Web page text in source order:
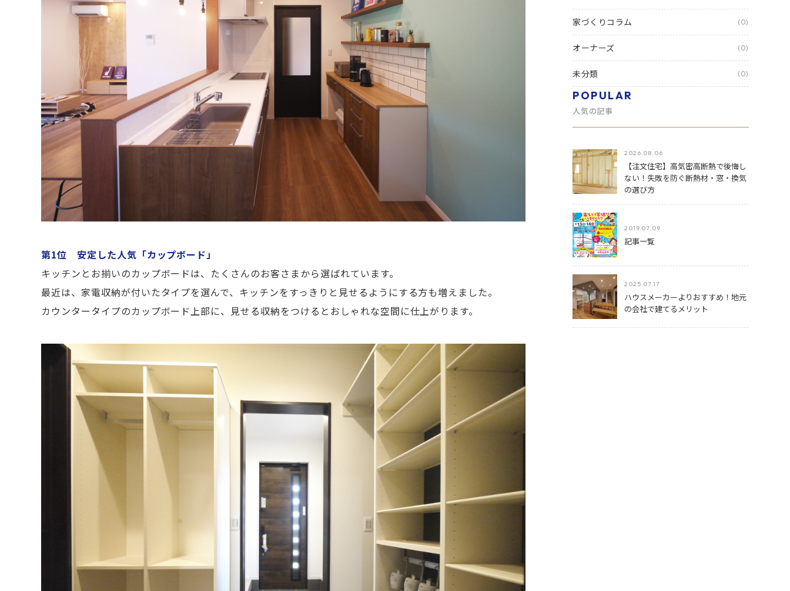
第1位 安定した人気「カップボード」
キッチンとお揃いのカップボードは、たくさんのお客さまから選ばれています。
最近は、家電収納が付いたタイプを選んで、キッチンをすっきりと見せるようにする方も増えました。
カウンタータイプのカップボード上部に、見せる収納をつけるとおしゃれな空間に仕上がります。
家づくりコラム (0)
オーナーズ (0)
未分類 (0)
POPULAR
人気の記事
2026.08.06
【注文住宅】高気密高断熱で後悔し
ない！失敗を防ぐ断熱材・窓・換気
の選び方
2019.07.09
記事一覧
2025.07.17
ハウスメーカーよりおすすめ！地元
の会社で建てるメリット